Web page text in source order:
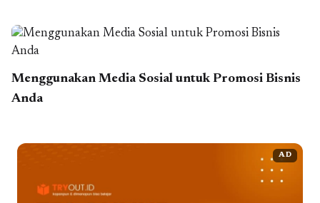
Menggunakan Media Sosial untuk Promosi Bisnis
Anda
AD